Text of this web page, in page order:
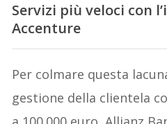
Servizi più veloci con
Accenture
Per colmare questa
gestione della clientela